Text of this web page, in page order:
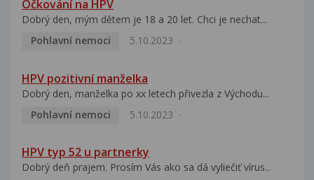
Očkování na HPV
Dobrý den, mým dětem je 18 a 20 let. Chci je nechat...
Pohlavní nemoci
5.10.2023
HPV pozitivní manželka
Dobrý den, manželka po xx letech přivezla z Východu...
Pohlavní nemoci
5.10.2023
HPV typ 52 u partnerky
Dobrý deň prajem. Prosím Vás ako sa dá vyliečiť vírus...